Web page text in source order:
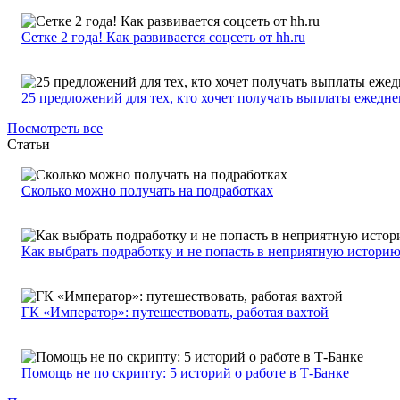
Сетке 2 года! Как развивается соцсеть от hh.ru
25 предложений для тех, кто хочет получать выплаты
Посмотреть все
Статьи
Сколько можно получать на подработках
Как выбрать подработку и не попасть в неприятную историю
ГК «Император»: путешествовать, работая вахтой
Помощь не по скрипту: 5 историй о работе в Т-Банке